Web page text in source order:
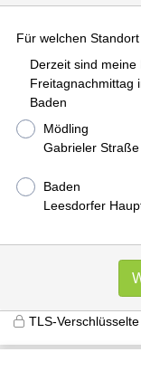
Für welchen
Derzeit sind
Freitagnachmittag
Baden
Mödling
Gabrieler
Baden
Leesdorfer
TLS-